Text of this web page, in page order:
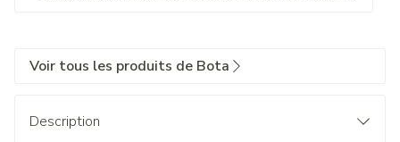
Voir tous les produits de Bota
Description